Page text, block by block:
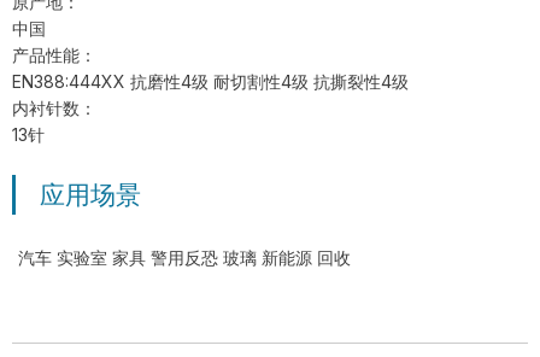
中国
产品性能：
EN388:444XX 抗磨性4级 耐切割性4级 抗撕裂性4级
内衬针数：
13针
应用场景
汽车 实验室 家具 警用反恐 玻璃 新能源 回收